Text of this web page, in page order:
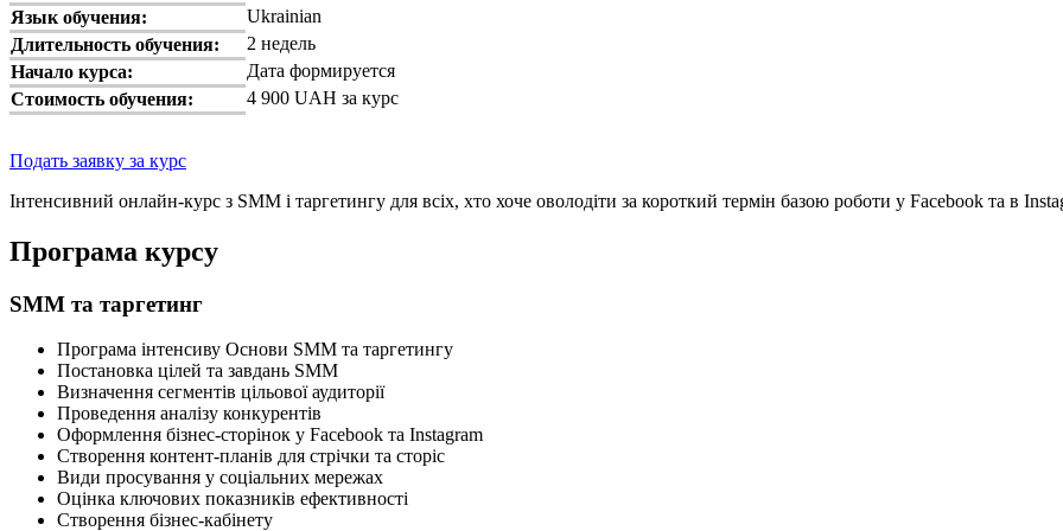
Язык обучения:
Ukrainian
Длительность обучения:
2 недель
Начало курса:
Дата формируется
Стоимость обучения:
4 900 UAH за курс
Подать заявку за курс
Інтенсивний онлайн-курс з SMM і таргетингу для всіх, хто хоче оволодіти за короткий термін базою роботи у Facebook та в
Програма курсу
SMM та таргетинг
Програма інтенсиву Основи SMM та таргетингу
Постановка цілей та завдань SMM
Визначення сегментів цільової аудиторії
Проведення аналізу конкурентів
Оформлення бізнес-сторінок у Facebook та Instagram
Створення контент-планів для стрічки та сторіс
Види просування у соціальних мережах
Оцінка ключових показників ефективності
Створення бізнес-кабінету